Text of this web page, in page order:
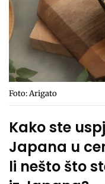
Foto: Arigato
Kako ste
Japana u
li nešto što